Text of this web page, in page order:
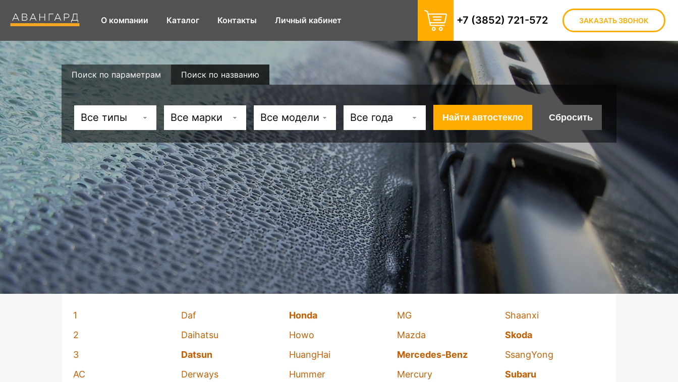
О компании Каталог Контакты Личный кабинет +7 (3852) 721-572 ЗАКАЗАТЬ ЗВОНОК
Поиск по параметрам Поиск по названию
Все типы Все марки Все модели Все года
1
2
3
AC
Daf
Daihatsu
Datsun
Derways
Honda
Howo
HuangHai
Hummer
MG
Mazda
Mercedes-Benz
Mercury
Shaanxi
Skoda
SsangYong
Subaru